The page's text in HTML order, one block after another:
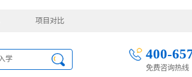
项目对比
400-
免费咨询热线